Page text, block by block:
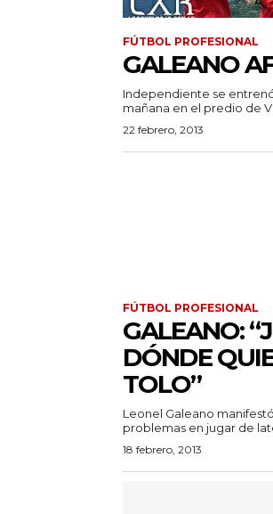
FÚTBOL PROFESIONAL
GALEANO
Independiente se
mañana en el predio de
22 febrero, 2013
FÚTBOL PROFESIONAL
GALEANO:
DÓNDE
TOLO”
Leonel Galeano
problemas en jugar de
18 febrero, 2013